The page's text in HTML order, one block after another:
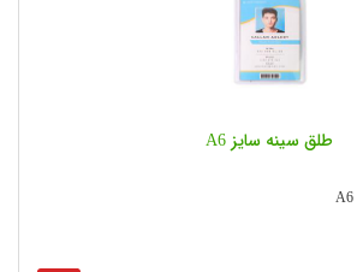
طلق سینه سایز A6